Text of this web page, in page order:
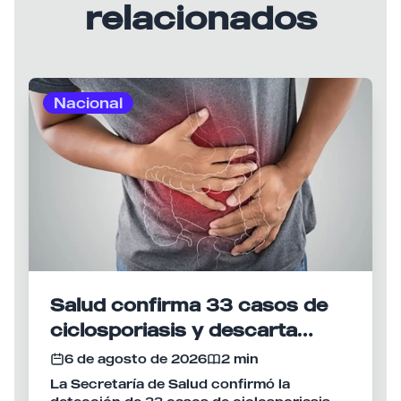
relacionados
Nacional
Salud confirma 33 casos de
ciclosporiasis y descarta
vínculo con brote en Estados
Unidos
6 de agosto de 2026
2 min
La Secretaría de Salud confirmó la